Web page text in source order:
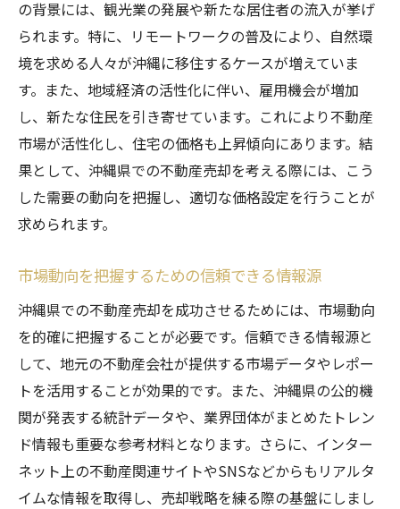
将来を見据えた沖縄県での不動産売却ステップ
バイステップガイド
将来を見据えた売却計画の重要性
長期的視点での不動産売却ステップ
市場の変化に対応した柔軟な計画作り
沖縄県での持続可能な売却戦略
将来の市場予測を踏まえた売却の進め方
未来を見据えた資産形成と売却のバランス
備を整えよう
売却成功のために今すぐ知っておくべきこ
と
準備段階での注意点と基本知識
専門家のアドバイスを活用する方法
売却準備に必要な書類と手続き
成功事例から学ぶ事前準備の重要性
売却を成功に導くための情報収集方法
の背景には、観光業の発展や新たな居住者の流入が挙げ
られます。特に、リモートワークの普及により、自然環
境を求める人々が沖縄に移住するケースが増えていま
す。また、地域経済の活性化に伴い、雇用機会が増加
し、新たな住民を引き寄せています。これにより不動産
市場が活性化し、住宅の価格も上昇傾向にあります。結
果として、沖縄県での不動産売却を考える際には、こう
した需要の動向を把握し、適切な価格設定を行うことが
求められます。
市場動向を把握するための信頼できる情報源
沖縄県での不動産売却を成功させるためには、市場動向
を的確に把握することが必要です。信頼できる情報源と
して、地元の不動産会社が提供する市場データやレポー
トを活用することが効果的です。また、沖縄県の公的機
関が発表する統計データや、業界団体がまとめたトレン
ド情報も重要な参考材料となります。さらに、インター
ネット上の不動産関連サイトやSNSなどからもリアルタ
イムな情報を取得し、売却戦略を練る際の基盤にしまし